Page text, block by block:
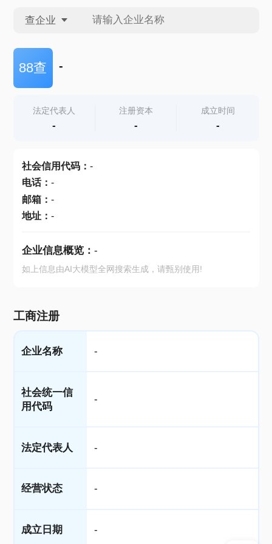
查企业
查企业
查产地
88查 -
法定代表人
-
注册资本
-
成立时间
-
社会信用代码： -
电话： -
邮箱： -
地址： -
企业信息概览： -
如上信息由AI大模型全网搜索生成，请甄别使用!
工商注册
企业名称 -
社会统一信
用代码
-
法定代表人 -
经营状态 -
成立日期 -